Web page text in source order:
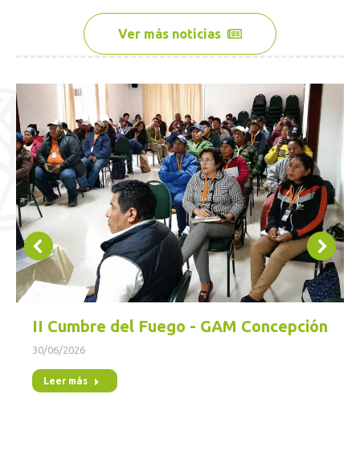
Ver más noticias
II Cumbre del Fuego - GAM Concepción
30/06/2026
Leer más